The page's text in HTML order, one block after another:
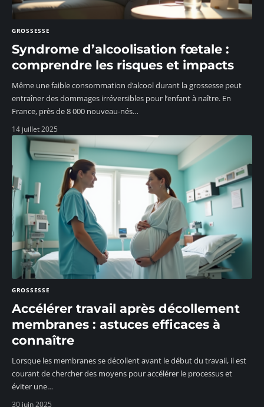
GROSSESSE
Syndrome d’alcoolisation fœtale :
comprendre les risques et impacts
Même une faible consommation d’alcool durant la grossesse peut
entraîner des dommages irréversibles pour l’enfant à naître. En
France, près de 8 000 nouveau-nés…
14 juillet 2025
GROSSESSE
Accélérer travail après décollement
membranes : astuces efficaces à
connaître
Lorsque les membranes se décollent avant le début du travail, il est
courant de chercher des moyens pour accélérer le processus et
éviter une…
30 juin 2025